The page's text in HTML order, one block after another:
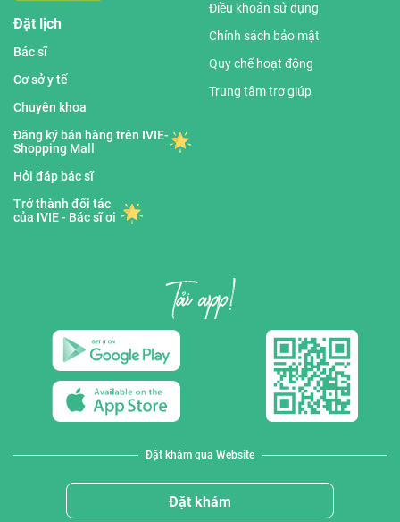
Đặt lịch
Bác sĩ
Cơ sở y tế
Chuyên khoa
Đăng ký bán hàng trên IVIE-
Shopping Mall
Hỏi đáp bác sĩ
Trở thành đối tác
của IVIE - Bác sĩ ơi
Điều khoản sử dụng
Chính sách bảo mật
Quy chế hoạt động
Trung tâm trợ giúp
Đặt khám qua Website
Đặt khám